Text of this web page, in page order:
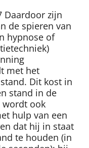
Daardoor zijn
de spieren van
hypnose of
met het
Dit kost in
stand in de
wordt ook
hulp van een
dat hij in staat
te houden (in